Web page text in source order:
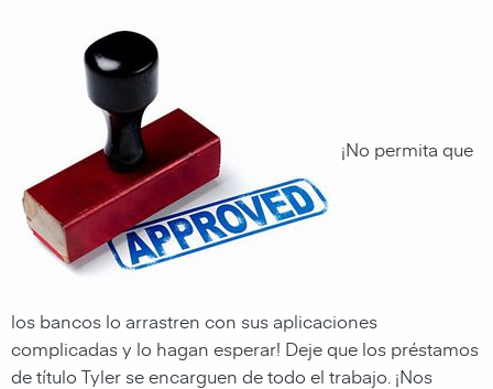
¡No permita que
los bancos lo arrastren con sus aplicaciones
complicadas y lo hagan esperar! Deje que los préstamos
de título Tyler se encarguen de todo el trabajo. ¡Nos